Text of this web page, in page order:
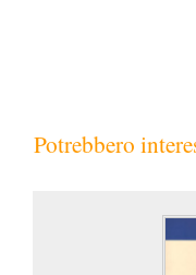
Potrebbero